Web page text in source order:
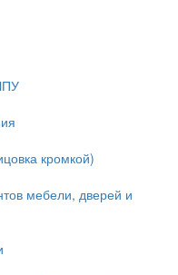
кромкой)
мебели, дверей и